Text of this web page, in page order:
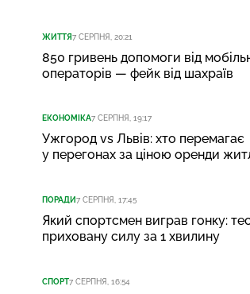
ЖИТТЯ7 СЕРПНЯ, 20:21
850 гривень допомоги від
операторів — фейк від шахраїв
ЕКОНОМІКА7 СЕРПНЯ, 19:17
Ужгород vs Львів: хто перемагає
у перегонах за ціною оренди
ПОРАДИ7 СЕРПНЯ, 17:45
Який спортсмен виграв гонку:
приховану силу за 1 хвилину
СПОРТ7 СЕРПНЯ, 16:54